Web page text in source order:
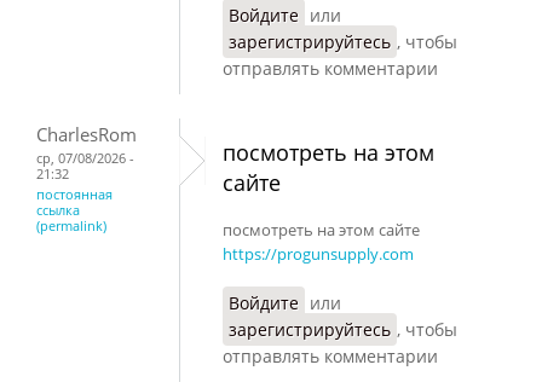
Войдите или
зарегистрируйтесь , чтобы
отправлять комментарии
CharlesRom
ср, 07/08/2026 -
21:32
постоянная
ссылка
(permalink)
посмотреть на этом
сайте
посмотреть на этом сайте
https://progunsupply.com
Войдите или
зарегистрируйтесь , чтобы
отправлять комментарии